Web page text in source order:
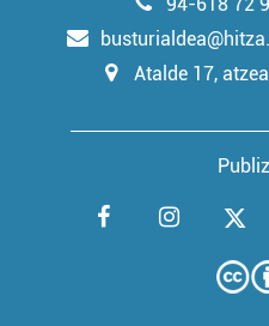
Atalde 17,